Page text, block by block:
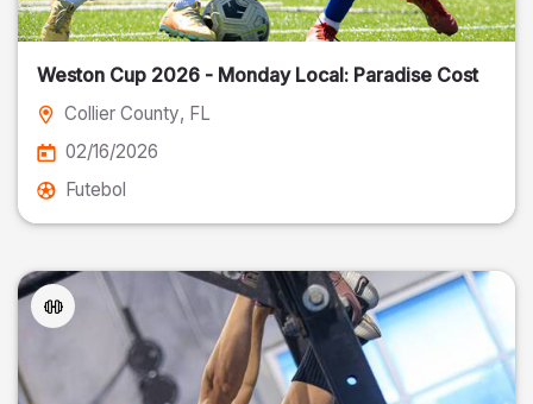
Weston Cup 2026 - Monday Local: Paradise Cost
Collier County, FL
02/16/2026
Futebol